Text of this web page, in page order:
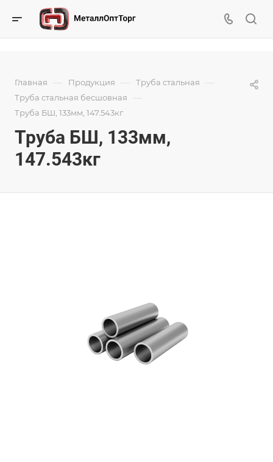
Главная — Продукция — Труба стальная —
Труба стальная бесшовная —
Труба БШ, 133мм, 147.543кг
Труба БШ, 133мм,
147.543кг